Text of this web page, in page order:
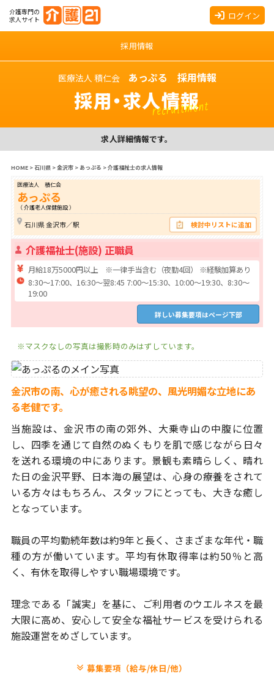
介護専門の
求人サイト
ログイン
採用情報
医療法人 積仁会 あっぷる 採用情報
採用・求人情報
recruitment
求人詳細情報です。
HOME>石川県>金沢市> あっぷる >介護福祉士の求人情報
医療法人 積仁会
あっぷる
（ 介護老人保健施設 ）
石川県 金沢市／駅 検討中リストに追加
介護福祉士(施設) 正職員
月給18万5000円以上 ※一律手当含む（夜勤4回） ※経験加算あり
8:30～17:00、16:30～翌8:45 7:00～15:30、10:00～19:30、8:30～
19:00
詳しい募集要項はページ下部
※マスクなしの写真は撮影時のみはずしています。
金沢市の南、心が癒される眺望の、風光明媚な立地にあ
る老健です。
当施設は、金沢市の南の郊外、大乗寺山の中腹に位置
し、四季を通じて 自然のぬくもりを肌で感じながら日々
を送れる環境の中にあります。 景観も素晴らしく、晴れ
た日の金沢平野、日本海の展望は、心身の療養をされて
いる方々はもちろん、スタッフにとっても、 大きな癒し
となっています。
職員の平均勤続年数は約9年と長く、さまざまな年代・職
種の方が働いています。平均有休取得率は約50％と高
く、有休を取得しやすい職場環境です。
理念である「誠実」を基に、ご利用者のウエルネスを最
大限に高め、 安心して安全な福祉サービスを受けられる
施設運営をめざしています。
募集要項（給与/休日/他）